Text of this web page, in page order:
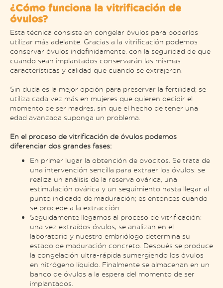
¿Cómo funciona la vitrificación de
óvulos?
Esta técnica consiste en congelar óvulos para poderlos
utilizar más adelante. Gracias a la vitrificación podemos
conservar óvulos indefinidamente, con la seguridad de que
cuando sean implantados conservarán las mismas
características y calidad que cuando se extrajeron.
Sin duda es la mejor opción para preservar la fertilidad; se
utiliza cada vez más en mujeres que quieren decidir el
momento de ser madres, sin que el hecho de tener una
edad avanzada suponga un problema.
En el proceso de vitrificación de óvulos podemos
diferenciar dos grandes fases:
En primer lugar la obtención de ovocitos. Se trata de
una intervención sencilla para extraer los óvulos: se
realiza un análisis de la reserva ovárica, una
estimulación ovárica y un seguimiento hasta llegar al
punto indicado de maduración; es entonces cuando
se procede a la extracción.
Seguidamente llegamos al proceso de vitrificación:
una vez extraídos óvulos, se analizan en el
laboratorio y nuestro embriólogo determina su
estado de maduración concreto. Después se produce
la congelación ultra-rápida sumergiendo los óvulos
en nitrógeno líquido. Finalmente se almacenan en un
banco de óvulos a la espera del momento de ser
implantados.